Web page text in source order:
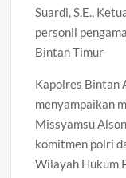
Suardi, S.E.,
personil
Bintan Timur
Kapolres Bintan
menyampaikan
Missyamsu
komitmen polri
Wilayah Hukum